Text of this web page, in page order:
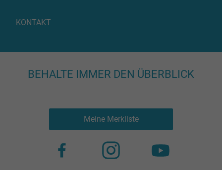
KONTAKT
BEHALTE IMMER DEN ÜBERBLICK
Meine Merkliste